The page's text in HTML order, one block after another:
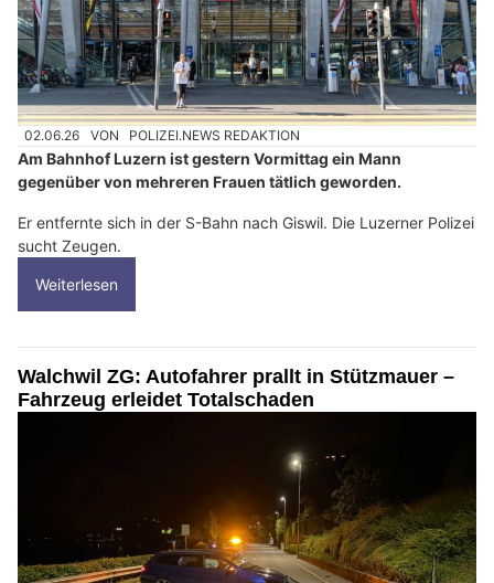
02.06.26 VON POLIZEI.NEWS REDAKTION
Am Bahnhof Luzern ist gestern Vormittag ein Mann
gegenüber von mehreren Frauen tätlich geworden.
Er entfernte sich in der S-Bahn nach Giswil. Die Luzerner Polizei
sucht Zeugen.
Weiterlesen
Walchwil ZG: Autofahrer prallt in Stützmauer –
Fahrzeug erleidet Totalschaden